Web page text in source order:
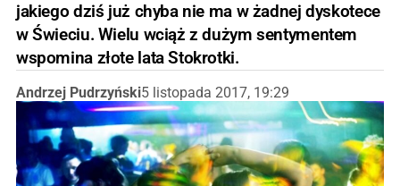
jakiego dziś już chyba nie ma w żadnej dyskotece
w Świeciu. Wielu wciąż z dużym sentymentem
wspomina złote lata Stokrotki.
Andrzej Pudrzyński5 listopada 2017, 19:29